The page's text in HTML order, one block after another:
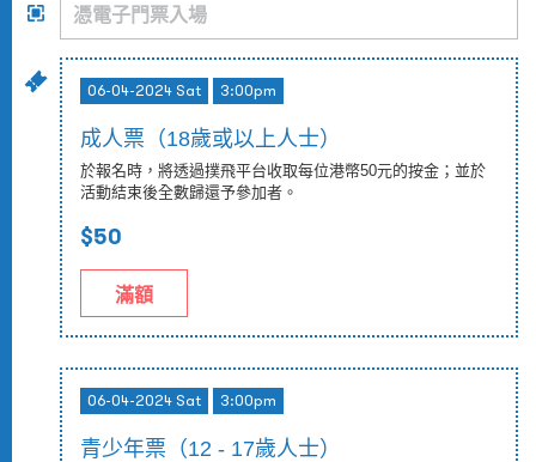
06-04-2024 Sat 3:00pm
成人票（18歲或以上人士）
於報名時，將透過撲飛平台收取每位港幣50元的按金；並於
活動結束後全數歸還予參加者。
$50
滿額
06-04-2024 Sat 3:00pm
青少年票（12 - 17歲人士）